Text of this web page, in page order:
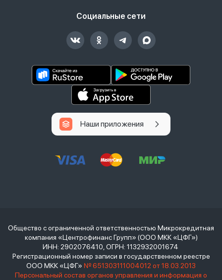
Социальные сети
Наши приложения
Общество с ограниченной ответственностью Микрокредитная
компания «Центрофинанс Групп» (ООО МКК «ЦФГ»)
ИНН: 2902076410, ОГРН: 1132932001674
Регистрационный номер записи в государственном реестре
ООО МКК «ЦФГ» № 651303111004012 от 18.03.2013
Персональный состав органов управления и информация о